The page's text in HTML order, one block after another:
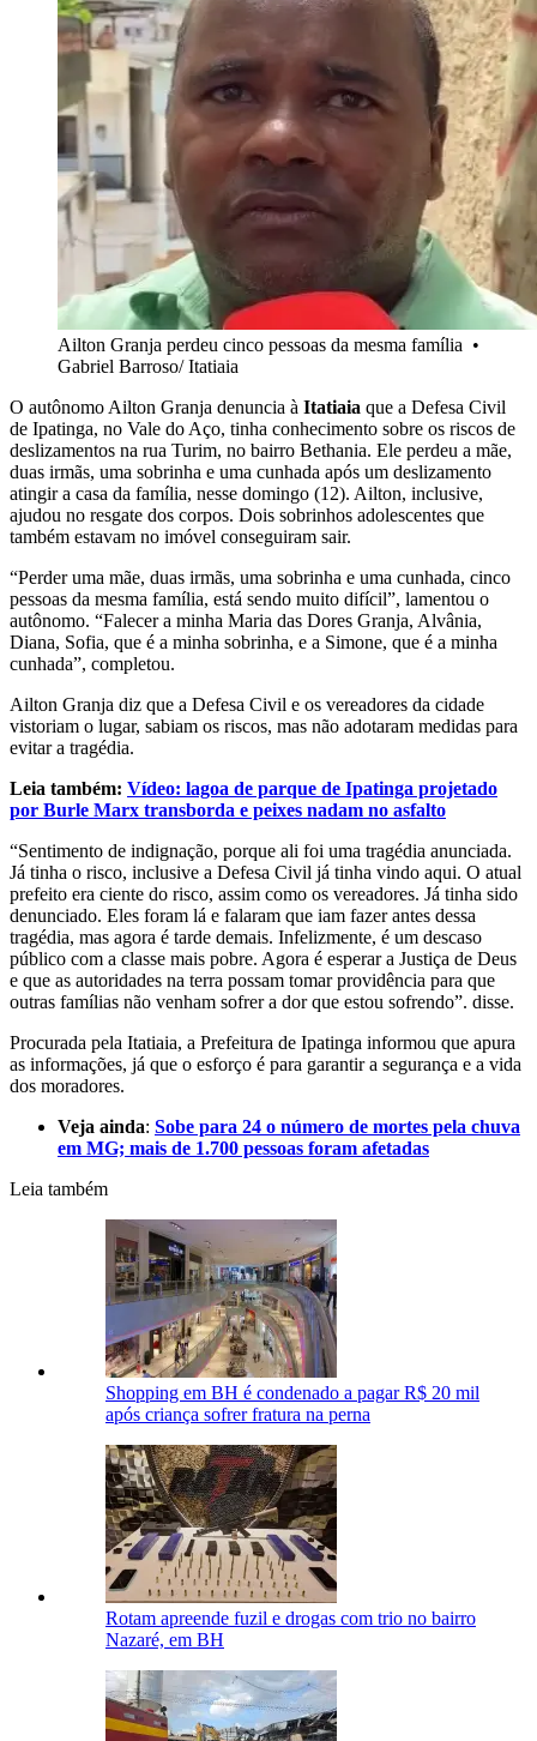
Ailton Granja perdeu cinco pessoas da mesma família •
Gabriel Barroso/ Itatiaia
O autônomo Ailton Granja denuncia à Itatiaia que a Defesa Civil
de Ipatinga, no Vale do Aço, tinha conhecimento sobre os riscos de
deslizamentos na rua Turim, no bairro Bethania. Ele perdeu a mãe,
duas irmãs, uma sobrinha e uma cunhada após um deslizamento
atingir a casa da família, nesse domingo (12). Ailton, inclusive,
ajudou no resgate dos corpos. Dois sobrinhos adolescentes que
também estavam no imóvel conseguiram sair.
“Perder uma mãe, duas irmãs, uma sobrinha e uma cunhada, cinco
pessoas da mesma família, está sendo muito difícil”, lamentou o
autônomo. “Falecer a minha Maria das Dores Granja, Alvânia,
Diana, Sofia, que é a minha sobrinha, e a Simone, que é a minha
cunhada”, completou.
Ailton Granja diz que a Defesa Civil e os vereadores da cidade
vistoriam o lugar, sabiam os riscos, mas não adotaram medidas para
evitar a tragédia.
Leia também: Vídeo: lagoa de parque de Ipatinga projetado
por Burle Marx transborda e peixes nadam no asfalto
“Sentimento de indignação, porque ali foi uma tragédia anunciada.
Já tinha o risco, inclusive a Defesa Civil já tinha vindo aqui. O atual
prefeito era ciente do risco, assim como os vereadores. Já tinha sido
denunciado. Eles foram lá e falaram que iam fazer antes dessa
tragédia, mas agora é tarde demais. Infelizmente, é um descaso
público com a classe mais pobre. Agora é esperar a Justiça de Deus
e que as autoridades na terra possam tomar providência para que
outras famílias não venham sofrer a dor que estou sofrendo”. disse.
Procurada pela Itatiaia, a Prefeitura de Ipatinga informou que apura
as informações, já que o esforço é para garantir a segurança e a vida
dos moradores.
Veja ainda: Sobe para 24 o número de mortes pela chuva
em MG; mais de 1.700 pessoas foram afetadas
Leia também
Shopping em BH é condenado a pagar R$ 20 mil
após criança sofrer fratura na perna
Rotam apreende fuzil e drogas com trio no bairro
Nazaré, em BH